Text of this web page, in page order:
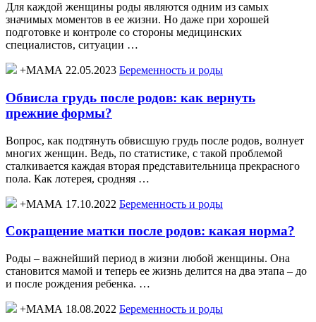
Для каждой женщины роды являются одним из самых
значимых моментов в ее жизни. Но даже при хорошей
подготовке и контроле со стороны медицинских
специалистов, ситуации …
+МАМА 22.05.2023 Беременность и роды
Обвисла грудь после родов: как вернуть
прежние формы?
Вопрос, как подтянуть обвисшую грудь после родов, волнует
многих женщин. Ведь, по статистике, с такой проблемой
сталкивается каждая вторая представительница прекрасного
пола. Как лотерея, сродняя …
+МАМА 17.10.2022 Беременность и роды
Сокращение матки после родов: какая норма?
Роды – важнейший период в жизни любой женщины. Она
становится мамой и теперь ее жизнь делится на два этапа – до
и после рождения ребенка. …
+МАМА 18.08.2022 Беременность и роды